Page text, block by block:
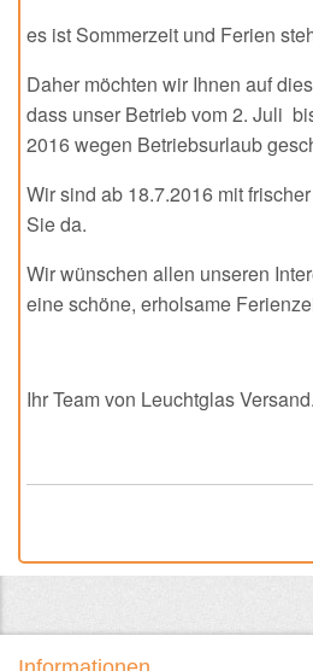
es ist Sommerzeit und Ferien
Daher möchten wir Ihnen auf
dass unser Betrieb vom 2. Juli
2016 wegen Betriebsurlaub
Wir sind ab 18.7.2016 mit
Sie da.
Wir wünschen allen unseren
eine schöne, erholsame
Ihr Team von Leuchtglas Versand.